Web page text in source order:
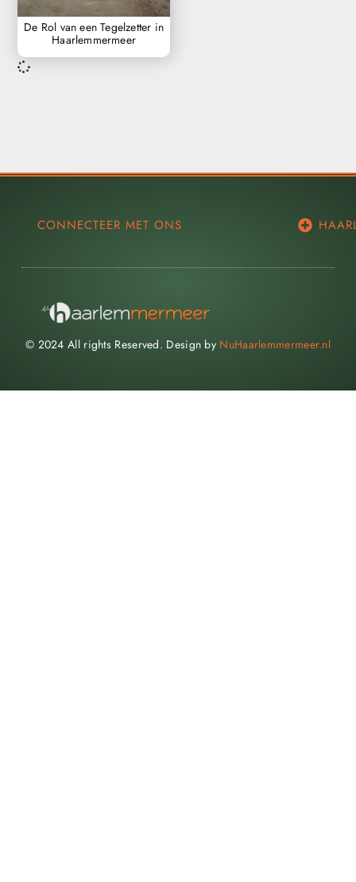
De Rol van een Tegelzetter in
Haarlemmermeer
CONNECTEER MET ONS
© 2024 All rights Reserved. Design by NuHaarlemmermeer.nl